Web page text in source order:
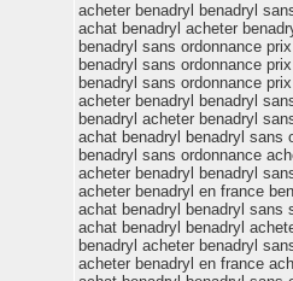
acheter benadryl benadryl
achat benadryl acheter
benadryl sans ordonnance
benadryl sans ordonnance
benadryl sans ordonnance
acheter benadryl benadryl
benadryl acheter benadryl
achat benadryl benadryl sans
benadryl sans ordonnance
acheter benadryl benadryl
acheter benadryl en france
achat benadryl benadryl sans
achat benadryl benadryl
benadryl acheter benadryl
acheter benadryl en france